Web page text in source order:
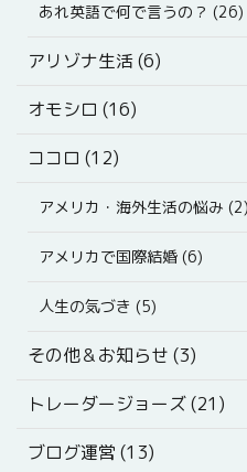
あれ英語で何で言うの？ (26)
アリゾナ生活 (6)
オモシロ (16)
ココロ (12)
アメリカ・海外生活の悩み (2)
アメリカで国際結婚 (6)
人生の気づき (5)
その他＆お知らせ (3)
トレーダージョーズ (21)
ブログ運営 (13)